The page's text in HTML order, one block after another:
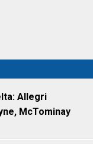
Allegri
McTominay